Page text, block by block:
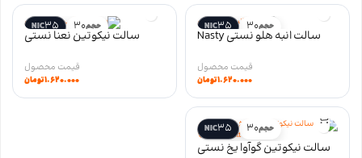
حجم30
35
NIC
سالت انبه هلو نستی Nasty
۱.۶۲۰.۰۰۰تومان
حجم30
35
NIC
سالت نیکوتین نعنا نستی
۱.۶۲۰.۰۰۰تومان
حجم30
35
NIC
سالت نیکوتین گوآوا یخ نستی